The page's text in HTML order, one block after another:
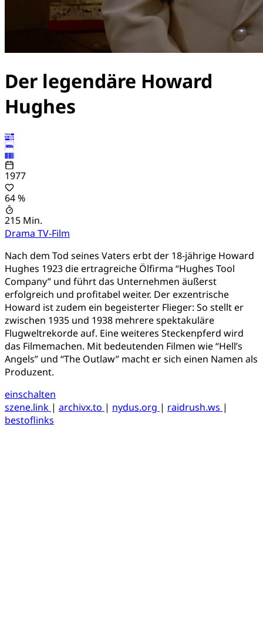
Der legendäre Howard
Hughes
1977
64 %
215 Min.
Drama TV-Film
Nach dem Tod seines Vaters erbt der 18-jährige Howard
Hughes 1923 die ertragreiche Ölfirma “Hughes Tool
Company” und führt das Unternehmen äußerst
erfolgreich und profitabel weiter. Der exzentrische
Howard ist zudem ein begeisterter Flieger: So stellt er
zwischen 1935 und 1938 mehrere spektakuläre
Flugweltrekorde auf. Eine weiteres Steckenpferd wird
das Filmemachen. Mit bedeutenden Filmen wie “Hell’s
Angels” und “The Outlaw” macht er sich einen Namen als
Produzent.
einschalten
szene.link | archivx.to | nydus.org | raidrush.ws |
bestoflinks